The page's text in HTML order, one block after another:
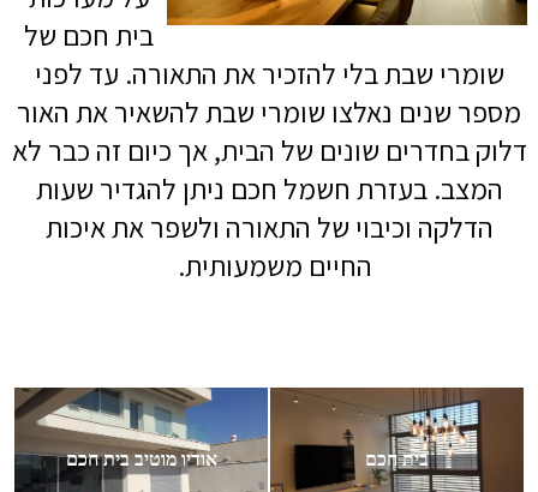
בית חכם של
שומרי שבת בלי להזכיר את התאורה. עד לפני
מספר שנים נאלצו שומרי שבת להשאיר את האור
דלוק בחדרים שונים של הבית, אך כיום זה כבר לא
המצב. בעזרת חשמל חכם ניתן להגדיר שעות
הדלקה וכיבוי של התאורה ולשפר את איכות
החיים משמעותית.
בית חכם אודיו מוטיב בית חכם